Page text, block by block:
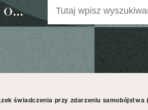
świadczenia przy zdarzeniu